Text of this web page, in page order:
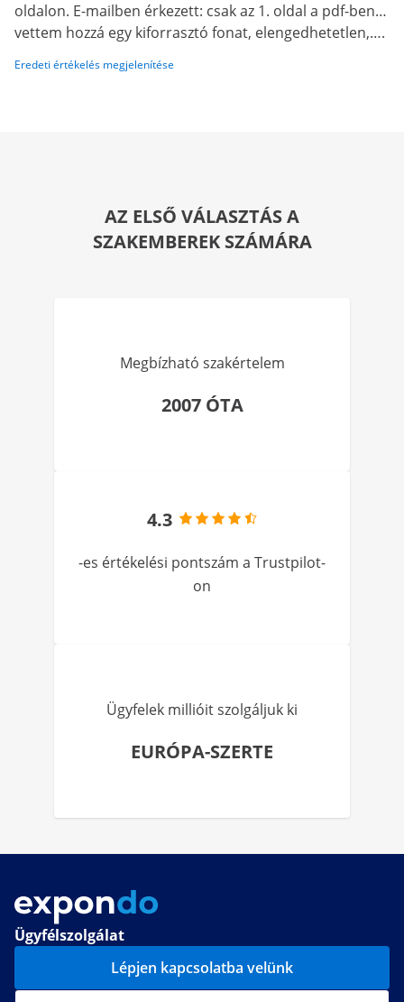
oldalon. E-mailben érkezett: csak az 1. oldal a pdf-ben…
vettem hozzá egy kiforrasztó fonat, elengedhetetlen,….
Eredeti értékelés megjelenítése
AZ ELSŐ VÁLASZTÁS A
SZAKEMBEREK SZÁMÁRA
Megbízható szakértelem
2007 ÓTA
4.3
-es értékelési pontszám a Trustpilot-
on
Ügyfelek millióit szolgáljuk ki
EURÓPA-SZERTE
Ügyfélszolgálat
Lépjen kapcsolatba velünk